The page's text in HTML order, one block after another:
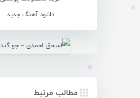
دانلود آهنگ جدید
مطالب مرتبط